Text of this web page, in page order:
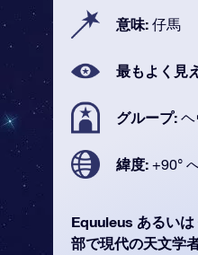
意味: 仔馬
最もよく見
グループ: ヘ
緯度: +90°
Equuleus あるいは
部で現代の天文学